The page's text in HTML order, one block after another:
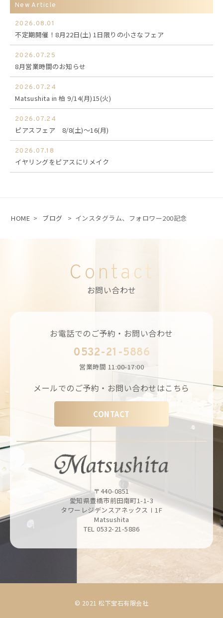
New Article
2026.08.01
不定期開催！8月22日(土) 1日限りの小さなフェア
2026.07.25
8月営業時間のお知らせ
2026.07.24
Matsushita in 柏 9/14(月)15(火)
2026.07.24
ピアスフェア 8/8(土)～16(月)
2026.07.18
イヤリングをピアスにリメイク
HOME > ブログ > インスタグラム、フォロワー200記念
Contact
お問い合わせ
お電話でのご予約・お問い合わせ
0532-21-5886
営業時間 11:00-17:00
メールでのご予約・お問い合わせはこちら
CONTACT
〒440-0851
愛知県豊橋市前田南町1-1-3
タワーレジデンスアネックスⅠ1F
Matsushita
TEL 0532-21-5886
© 2021 松下宝石有限会社